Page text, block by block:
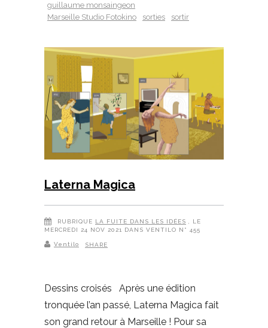
guillaume monsaingeon
Marseille Studio Fotokino
sorties sortir
Laterna Magica
RUBRIQUE LA FUITE DANS LES IDÉES
, LE
MERCREDI 24 NOV 2021 DANS VENTILO N° 455
Ventilo SHARE
Dessins croisés Après une édition
tronquée l’an passé, Laterna Magica fait
son grand retour à Marseille ! Pour sa